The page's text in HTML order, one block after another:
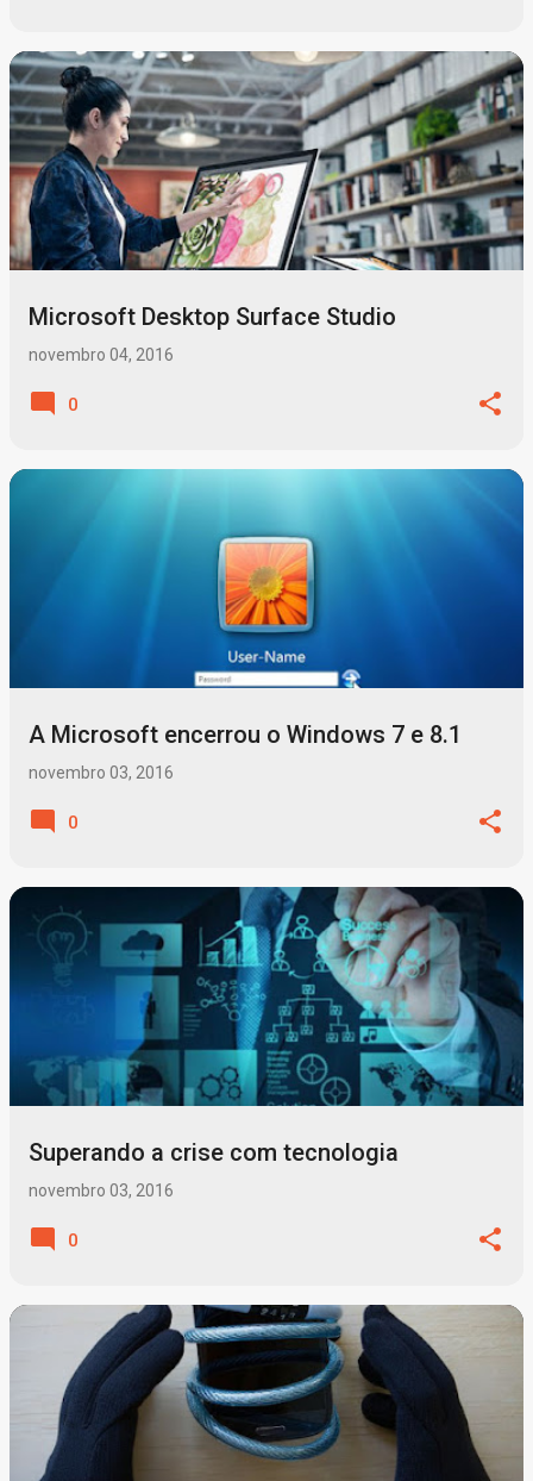
Microsoft Desktop Surface Studio
novembro 04, 2016
0
A Microsoft encerrou o Windows 7 e 8.1
novembro 03, 2016
0
Superando a crise com tecnologia
novembro 03, 2016
0